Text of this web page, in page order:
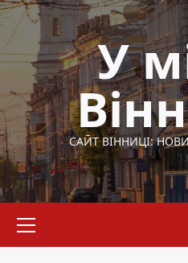
Перейти
до
вмісту
У
САЙТ ВІННИЦІ:
меню